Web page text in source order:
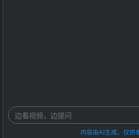
内容由AI生成，仅供